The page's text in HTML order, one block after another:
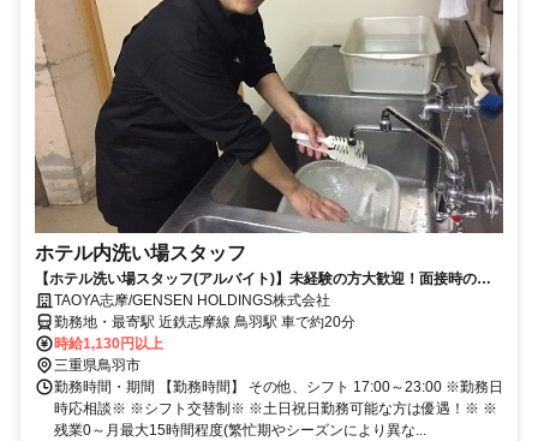
ホテル内洗い場スタッフ
【ホテル洗い場スタッフ(アルバイト)】未経験の方大歓迎！面接時の履
歴書不要/シフト相談OK
TAOYA志摩/GENSEN HOLDINGS株式会社
勤務地・最寄駅 近鉄志摩線 鳥羽駅 車で約20分
時給1,130円以上
三重県鳥羽市
勤務時間・期間 【勤務時間】 その他、シフト 17:00～23:00 ※勤務日
時応相談※ ※シフト交替制※ ※土日祝日勤務可能な方は優遇！※ ※
残業0～月最大15時間程度(繁忙期やシーズンにより異な...